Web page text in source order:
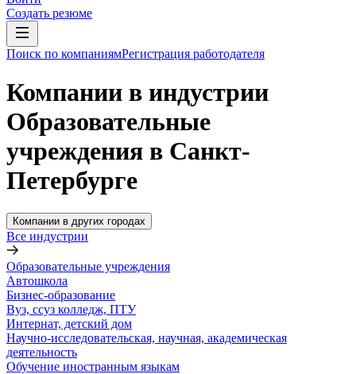
Создать резюме
Поиск по компаниямРегистрация работодателя
Компании в индустрии
Образовательные
учреждения в Санкт-
Петербурге
Компании в других городах
Все индустрии
Образовательные учреждения
Автошкола
Бизнес-образование
Вуз, ссуз колледж, ПТУ
Интернат, детский дом
Научно-исследовательская, научная, академическая
деятельность
Обучение иностранным языкам